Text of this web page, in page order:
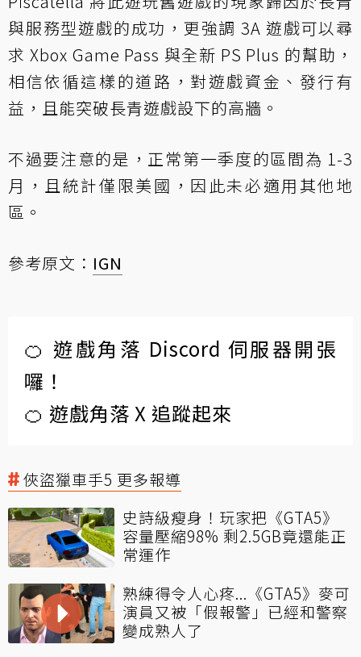
與服務型遊戲的成功，更強調 3A 遊戲可以尋
求 Xbox Game Pass 與全新 PS Plus 的幫助，
相信依循這樣的道路，對遊戲資金、發行有
益，且能突破長青遊戲設下的高牆。
不過要注意的是，正常第一季度的區間為 1-3
月，且統計僅限美國，因此未必適用其他地
區。
參考原文： IGN
🍊 遊戲角落 Discord 伺服器開張
囉！
🍊 遊戲角落 X 追蹤起來
俠盜獵車手5 更多報導
史詩級瘦身！玩家把《GTA5》
容量壓縮98% 剩2.5GB竟還能正
常運作
熟練得令人心疼...《GTA5》麥可
演員又被「假報警」已經和警察
變成熟人了